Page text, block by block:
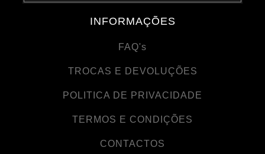
INFORMAÇÕES
FAQ's
TROCAS E DEVOLUÇÕES
POLITICA DE PRIVACIDADE
TERMOS E CONDIÇÕES
CONTACTOS